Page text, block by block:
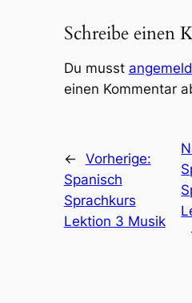
Schreibe einen
Du musst
einen Kommentar
← Vorherige:
Spanisch
Sprachkurs
Lektion 3 Musik